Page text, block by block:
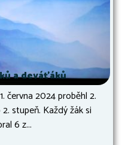
a deváťáků
června 2024 proběhl 2.
stupeň. Každý žák si
6 z...